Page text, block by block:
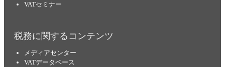
VATセミナー
税務に関するコンテンツ
メディアセンター
VATデータベース